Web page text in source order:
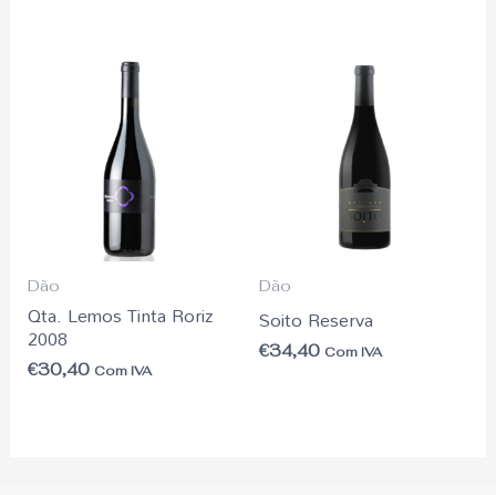
Dão
Qta. Lemos Tinta Roriz
2008
€30,40 Com IVA
Dão
Soito Reserva
€34,40 Com IVA